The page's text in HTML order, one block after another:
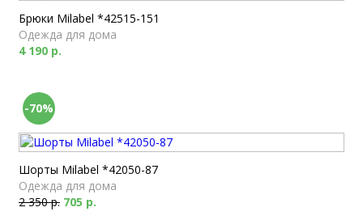
Брюки Milabel *42515-151
Одежда для дома
4 190 р.
-70%
Шорты Milabel *42050-87
Одежда для дома
2 350 р. 705 р.